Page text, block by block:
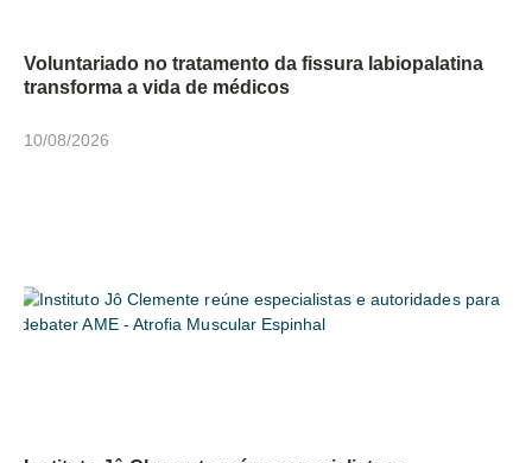
Voluntariado no tratamento da fissura labiopalatina
transforma a vida de médicos
10/08/2026